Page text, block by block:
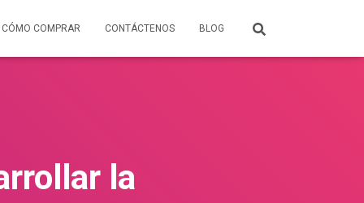
CÓMO COMPRAR CONTÁCTENOS BLOG
la